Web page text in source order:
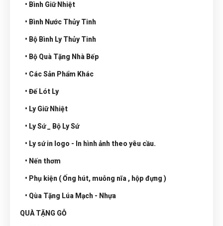
• Bình Giữ Nhiệt
• Bình Nước Thủy Tinh
• Bộ Bình Ly Thủy Tinh
• Bộ Quà Tặng Nhà Bếp
• Các Sản Phẩm Khác
• Đế Lót Ly
• Ly Giữ Nhiệt
• Ly Sứ _ Bộ Ly Sứ
• Ly sứ in logo - In hình ảnh theo yêu cầu.
• Nến thơm
• Phụ kiện ( Ống hút, muỗng nĩa , hộp đựng )
• Qùa Tặng Lúa Mạch - Nhựa
QUÀ TẶNG GỖ